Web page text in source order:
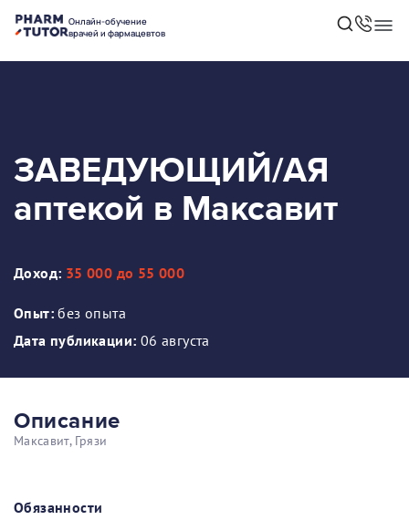
Онлайн-обучение
врачей и фармацевтов
ЗАВЕДУЮЩИЙ/АЯ
аптекой в Максавит
Доход: 35 000 до 55 000
Опыт:без опыта
Дата публикации: 06 августа
Описание
Максавит, Грязи
Обязанности